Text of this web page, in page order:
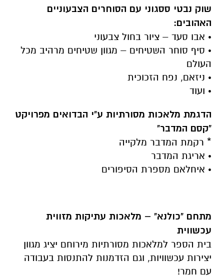
שוק נבטי ססגוני עם הסוחרים הצבעוניים
האהובים:
• אבו סעד – ציור בחול צבעוני
• סיף סוחר השטיחים – מגוון שטיחים מרהיב מכל
העולם
• ניזאם, נפח הזכוכית
• ועוד
הדגמת מלאכות מסורתיות ע"י הבדואים מפרויקט
"קסם המדבר"
* רקמת המדבר מלקייה
• אריגת המדבר
• איחלאם מספרת הסיפורים
מתחם "כולנא" – מלאכות עתיקות מזווית
עכשווית
בית הספר למלאכות מסורתיות מירוחם יציג מגוון
יצירות עכשוויות, וגם הזדמנות להתנסות בעבודה
עם חמר!